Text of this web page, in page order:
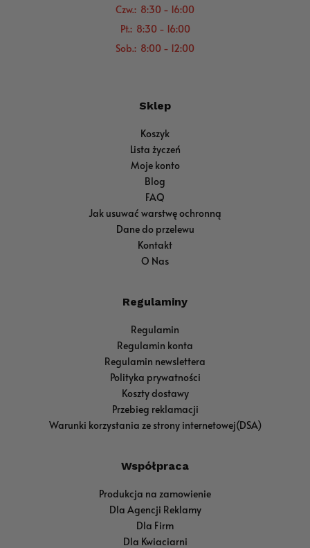
Czw.: 8:30 - 16:00
Pt.: 8:30 - 16:00
Sob.: 8:00 - 12:00
Sklep
Koszyk
Lista życzeń
Moje konto
Blog
FAQ
Jak usuwać warstwę ochronną
Dane do przelewu
Kontakt
O Nas
Regulaminy
Regulamin
Regulamin konta
Regulamin newslettera
Polityka prywatności
Koszty dostawy
Przebieg reklamacji
Warunki korzystania ze strony internetowej(DSA)
Współpraca
Produkcja na zamowienie
Dla Agencji Reklamy
Dla Firm
Dla Kwiaciarni